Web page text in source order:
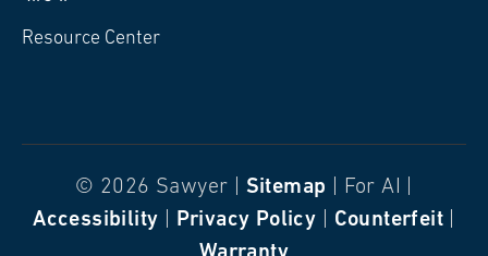
Resource Center
© 2026 Sawyer | Sitemap | For AI |
Accessibility
Privacy Policy Counterfeit|